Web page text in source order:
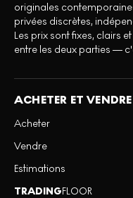
originales
privées discrètes,
Les prix sont fixes, clairs
entre les deux parties —
ACHETER ET
Acheter
Vendre
Estimations
TRADINGFLOOR